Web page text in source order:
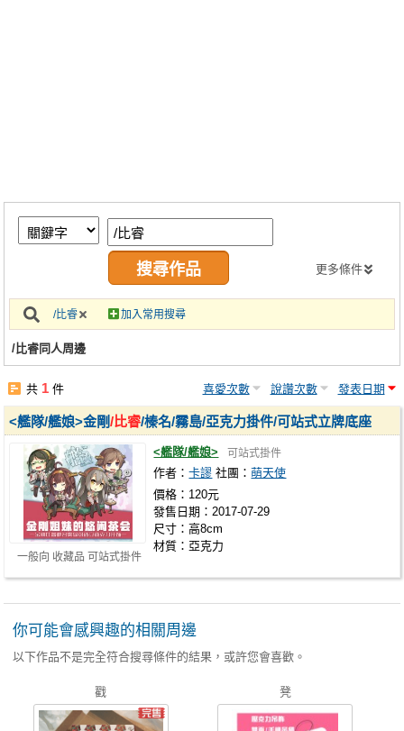
繪圖藝廊
交流中心
攤位轉讓區
會員功能選單
註冊會員
更多條件
/比睿 加入常用搜尋
/比睿同人周邊
共 1 件 喜愛次數 說讚次數 發表日期
一般向 收藏品 可站式掛件
<艦隊/艦娘>金剛/比睿/榛名/霧島/亞克力掛件/可站式立牌底座
<艦隊/艦娘> 可站式掛件
作者：卡謬 社團：萌天使
價格：120元
發售日期：2017-07-29
尺寸：高8cm
材質：亞克力
你可能會感興趣的相關周邊
以下作品不是完全符合搜尋條件的結果，或許您會喜歡。
戳 凳